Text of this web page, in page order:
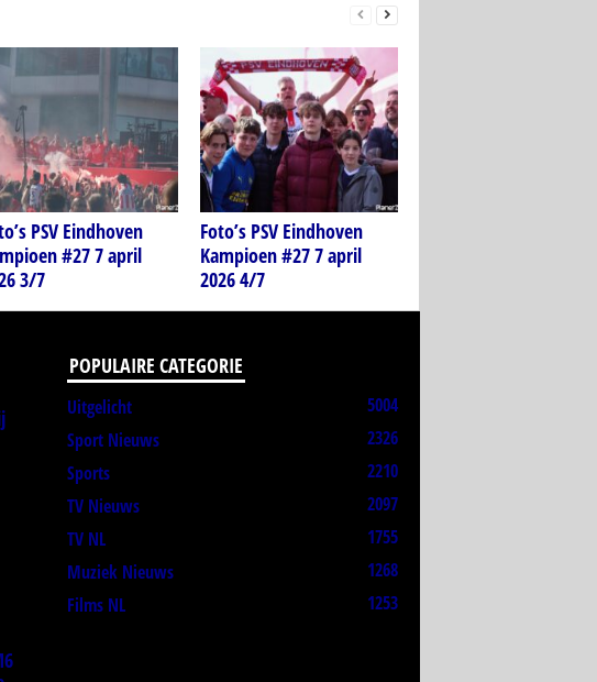
PSV Eindhoven
#27 7 april
3/7
Foto’s PSV Eindhoven
Kampioen #27 7 april
2026 4/7
POPULAIRE CATEGORIE
Uitgelicht
5004
Sport Nieuws
2326
Sports
2210
TV Nieuws
2097
TV NL
1755
Muziek Nieuws
1268
Films NL
1253